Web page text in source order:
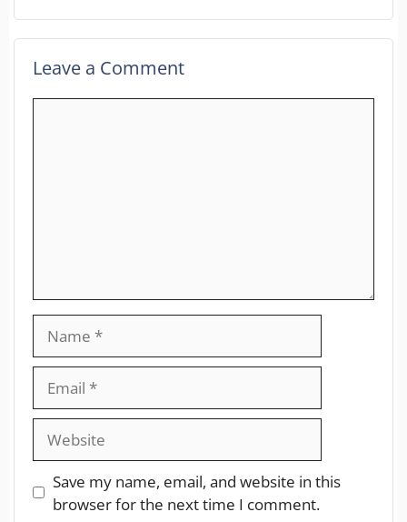
Leave a Comment
Save my name, email, and website in this
browser for the next time I comment.